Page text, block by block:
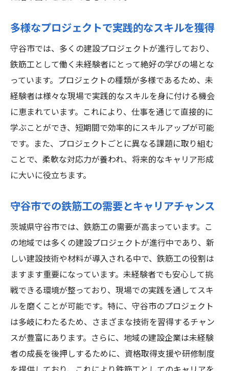
多様なプロジェクトで実践的なスキルを獲得
守谷市では、多くの建設プロジェクトが進行しており、
鉄筋工として働く未経験者にとって絶好の学びの場とな
っています。プロジェクトの種類が多様であるため、未
経験者は様々な現場で実践的なスキルを身に付ける機会
に恵まれています。これにより、仕事を通じて直接的に
学ぶことができ、短期間で効率的にスキルアップが可能
です。また、プロジェクトごとに異なる課題に取り組む
ことで、柔軟な対応力が養われ、将来的なキャリア形成
に大いに役立ちます。
守谷市での鉄筋工の需要とキャリアチャンス
茨城県守谷市では、鉄筋工の需要が高まっています。こ
の地域では多くの建設プロジェクトが進行中であり、新
しい建設技術や材料が導入される中で、鉄筋工の役割は
ますます重要になっています。未経験者でも安心して挑
戦できる環境が整っており、現場での実践を通してスキ
ルを磨くことが可能です。特に、守谷市のプロジェクト
は多岐にわたるため、さまざまな技術を習得するチャン
スが豊富にあります。さらに、地域の建設企業は未経験
者の成長を後押しするために、資格取得支援や研修制度